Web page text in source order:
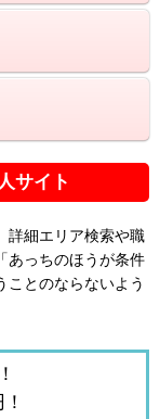
サイト
詳細エリア検索や職
あっちのほうが条件
ことのならないよう